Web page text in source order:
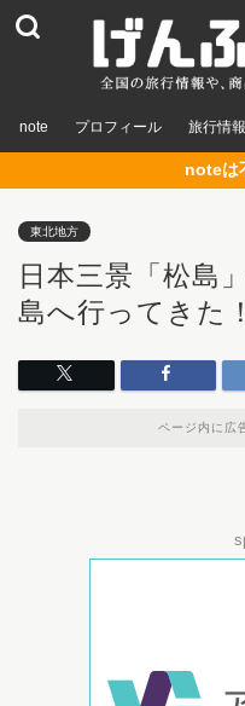
note プロフィール 旅行情報
noteは
東北地方
日本三景「松島
島へ行ってきた！
ページ内に広